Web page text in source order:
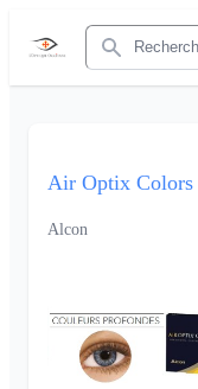
Rechercher
Air Optix Colors
Alcon